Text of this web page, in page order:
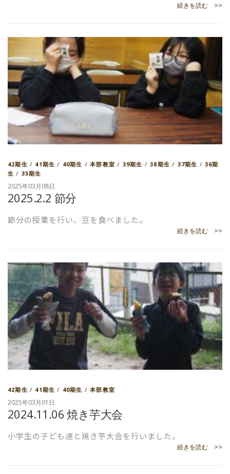
続きを読む >>
42期生 / 41期生 / 40期生 /本部教室 / 39期生 /38期生 / 37期生 / 36期
生 / 35期生
2025年03月08日
2025.2.2 節分
節分の授業を行い、豆を食べました。
続きを読む >>
42期生 / 41期生 / 40期生 /本部教室
2025年03月01日
2024.11.06 焼き芋大会
小学生の子ども達と焼き芋大会を行いました。
続きを読む >>